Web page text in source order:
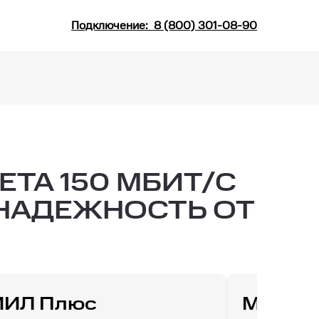
Подключение: 8 (800) 301-08-90
150 МБИТ/С
ОТ
Плюс МТС